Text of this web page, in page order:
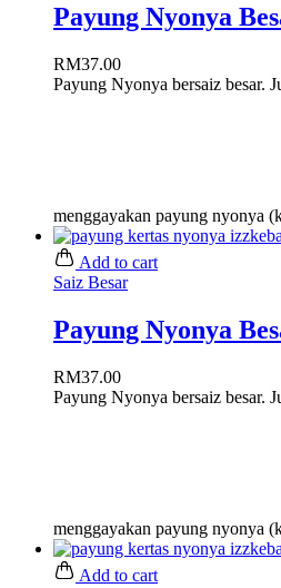
Payung Nyonya
RM37.00
Payung Nyonya bersaiz besar.
menggayakan payung nyonya
Add to cart
Saiz Besar
Payung Nyonya
RM37.00
Payung Nyonya bersaiz besar.
menggayakan payung nyonya
Add to cart